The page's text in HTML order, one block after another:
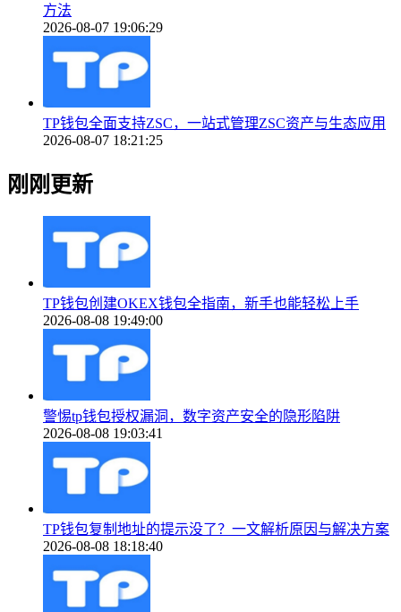
方法
2026-08-07 19:06:29
TP钱包全面支持ZSC，一站式管理ZSC资产与生态应用
2026-08-07 18:21:25
刚刚更新
TP钱包创建OKEX钱包全指南，新手也能轻松上手
2026-08-08 19:49:00
警惕tp钱包授权漏洞，数字资产安全的隐形陷阱
2026-08-08 19:03:41
TP钱包复制地址的提示没了？一文解析原因与解决方案
2026-08-08 18:18:40